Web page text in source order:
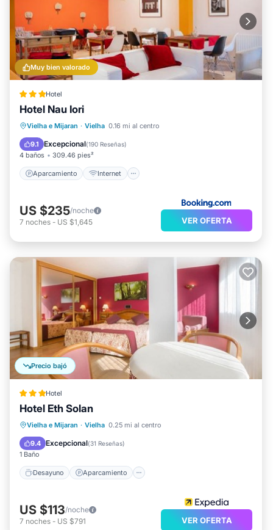
Muy bien valorado
Hotel
Hotel Nau Iori
Vielha e Mijaran · Vielha 0.16 mi al centro
9.1 Excepcional(190 Reseñas)
4 baños 309.46 pies²
Aparcamiento Internet
Aparcamiento
Internet
Apto para niños
US $235/noche
7 noches - US $1,645 VER OFERTA
Precio bajó
Hotel
Hotel Eth Solan
Vielha e Mijaran · Vielha 0.25 mi al centro
9.4 Excepcional(31 Reseñas)
1 Baño
Desayuno Aparcamiento
Desayuno Aparcamiento
Esquí
US $113/noche
7 noches - US $791 VER OFERTA